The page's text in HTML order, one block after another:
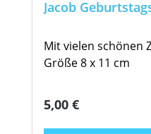
Jacob
Mit vielen schönen
Größe 8 x 11 cm
Regulärer Preis:
5,00 €